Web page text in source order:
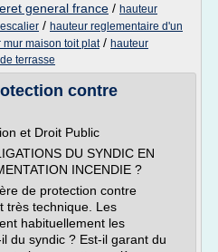
general france / hauteur
/ hauteur reglementaire d'un
mur maison toit plat/ hauteur
terrasse
contre
et Droit Public
DU SYNDIC EN
INCENDIE ?
de protection contre
très technique. Les
habituellement les
du syndic ? Est-il garant du